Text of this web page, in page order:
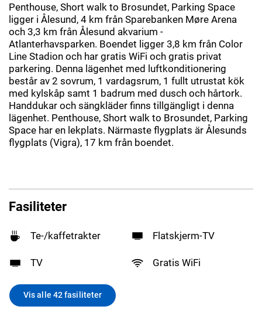
Penthouse, Short walk to Brosundet, Parking Space
ligger i Ålesund, 4 km från Sparebanken Møre Arena
och 3,3 km från Ålesund akvarium -
Atlanterhavsparken. Boendet ligger 3,8 km från Color
Line Stadion och har gratis WiFi och gratis privat
parkering. Denna lägenhet med luftkonditionering
består av 2 sovrum, 1 vardagsrum, 1 fullt utrustat kök
med kylskåp samt 1 badrum med dusch och hårtork.
Handdukar och sängkläder finns tillgängligt i denna
lägenhet. Penthouse, Short walk to Brosundet, Parking
Space har en lekplats. Närmaste flygplats är Ålesunds
flygplats (Vigra), 17 km från boendet.
Fasiliteter
Te-/kaffetrakter Flatskjerm-TV
TV Gratis WiFi
Vis alle 42 fasiliteter